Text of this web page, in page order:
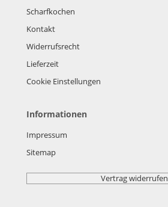
Scharfkochen
Kontakt
Widerrufsrecht
Lieferzeit
Cookie Einstellungen
Informationen
Impressum
Sitemap
Vertrag widerrufen